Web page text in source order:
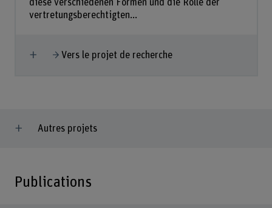
diese verschiedenen Formen und die Rolle der
vertretungsberechtigten...
Afficher plus
Vers le projet de recherche
Autres projets
Publications